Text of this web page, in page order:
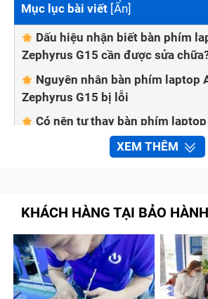
Mục lục bài viết [Ẩn]
Dấu hiệu nhận biết bàn phím
Zephyrus G15 cần được sửa
Nguyên nhân bàn phím laptop
Zephyrus G15 bị lỗi
Có nên tự thay bàn phím laptop
Zephyrus G15 tại nhà không?
Bảo Hành One thay bàn phím
Zephyrus G15 nhanh chóng, chất
Quy trình sửa chữa bàn phím
ROG Zephyrus G15 tại trung tâm
Cam kết với khách hàng khi
XEM THÊM
KHÁCH HÀNG TẠI BẢO